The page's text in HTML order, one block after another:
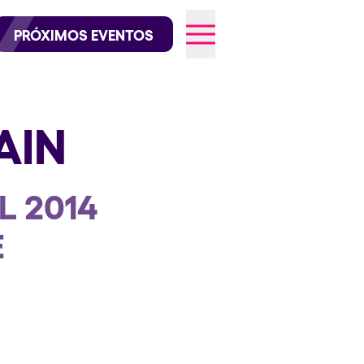
en Instagram
en TikTok
PRÓXIMOS EVENTOS
2014